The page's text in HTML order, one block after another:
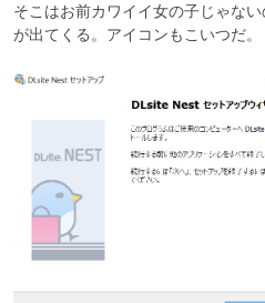
そこはお前カワイイ女の子じゃな
が出てくる。アイコンもこいつだ。